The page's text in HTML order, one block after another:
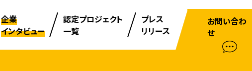
企業
インタビュー
認定プロジェクト
一覧
プレス
リリース
お問い合わ
せ